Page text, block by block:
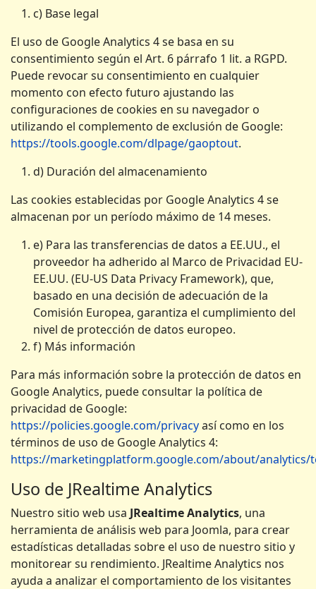
c) Base legal
El uso de Google Analytics 4 se basa en su
consentimiento según el Art. 6 párrafo 1 lit. a RGPD.
Puede revocar su consentimiento en cualquier
momento con efecto futuro ajustando las
configuraciones de cookies en su navegador o
utilizando el complemento de exclusión de Google:
https://tools.google.com/dlpage/gaoptout.
d) Duración del almacenamiento
Las cookies establecidas por Google Analytics 4 se
almacenan por un período máximo de 14 meses.
e) Para las transferencias de datos a EE.UU., el
proveedor ha adherido al Marco de Privacidad EU-
EE.UU. (EU-US Data Privacy Framework), que,
basado en una decisión de adecuación de la
Comisión Europea, garantiza el cumplimiento del
nivel de protección de datos europeo.
f) Más información
Para más información sobre la protección de datos en
Google Analytics, puede consultar la política de
privacidad de Google:
https://policies.google.com/privacyasí como en los
términos de uso de Google Analytics 4:
https://marketingplatform.google.com/about/analytics/
Uso de JRealtime Analytics
Nuestro sitio web usa JRealtime Analytics, una
herramienta de análisis web para Joomla, para crear
estadísticas detalladas sobre el uso de nuestro sitio y
monitorear su rendimiento. JRealtime Analytics nos
ayuda a analizar el comportamiento de los visitantes